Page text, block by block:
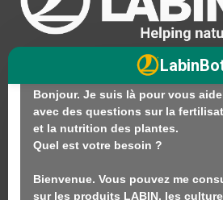
Nous
Produits
Durabilité
Bonjour. Je suis LABINbot,
technique en nutrition végétale de
En quoi puis-je vous aider ?
Bonjour. Je suis là pour vous
avec des questions sur la
et la nutrition des plantes.
Quel est votre besoin ?
Bienvenue. Vous pouvez me
sur les produits LABIN, les